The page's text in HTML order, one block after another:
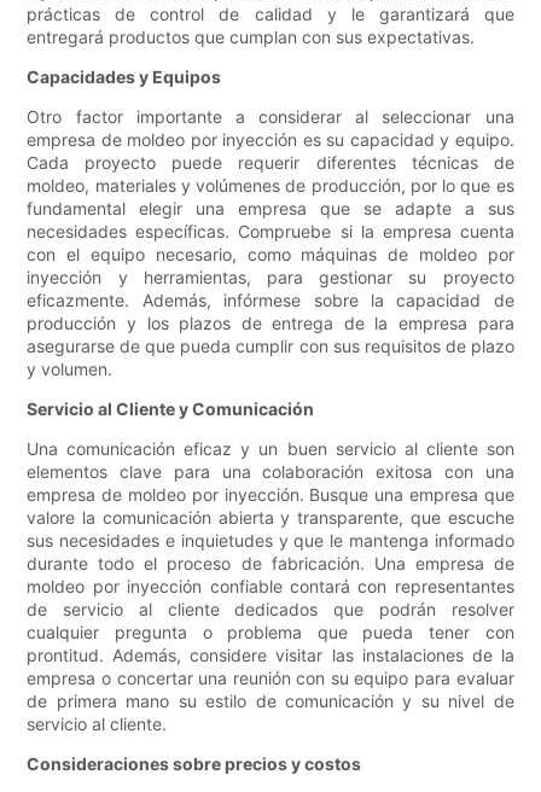
prácticas de control de calidad y le garantizará que
entregará productos que cumplan con sus expectativas.
Capacidades y Equipos
Otro factor importante a considerar al seleccionar una
empresa de moldeo por inyección es su capacidad y equipo.
Cada proyecto puede requerir diferentes técnicas de
moldeo, materiales y volúmenes de producción, por lo que es
fundamental elegir una empresa que se adapte a sus
necesidades específicas. Compruebe si la empresa cuenta
con el equipo necesario, como máquinas de moldeo por
inyección y herramientas, para gestionar su proyecto
eficazmente. Además, infórmese sobre la capacidad de
producción y los plazos de entrega de la empresa para
asegurarse de que pueda cumplir con sus requisitos de plazo
y volumen.
Servicio al Cliente y Comunicación
Una comunicación eficaz y un buen servicio al cliente son
elementos clave para una colaboración exitosa con una
empresa de moldeo por inyección. Busque una empresa que
valore la comunicación abierta y transparente, que escuche
sus necesidades e inquietudes y que le mantenga informado
durante todo el proceso de fabricación. Una empresa de
moldeo por inyección confiable contará con representantes
de servicio al cliente dedicados que podrán resolver
cualquier pregunta o problema que pueda tener con
prontitud. Además, considere visitar las instalaciones de la
empresa o concertar una reunión con su equipo para evaluar
de primera mano su estilo de comunicación y su nivel de
servicio al cliente.
Consideraciones sobre precios y costos